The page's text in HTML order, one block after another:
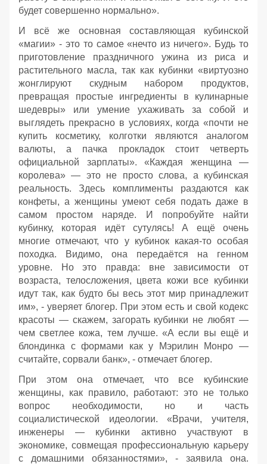
будет совершенно нормально».
И всё же основная составляющая кубинской
«магии» - это то самое «нечто из ничего». Будь то
приготовление праздничного ужина из риса и
растительного масла, так как кубинки «виртуозно
жонглируют скудным набором продуктов,
превращая простые ингредиенты в кулинарные
шедевры» или умение ухаживать за собой и
выглядеть прекрасно в условиях, когда «почти не
купить косметику, колготки являются аналогом
валюты, а пачка прокладок стоит четверть
официальной зарплаты». «Каждая женщина —
королева» — это не просто слова, а кубинская
реальность. Здесь комплименты раздаются как
конфеты, а женщины умеют себя подать даже в
самом простом наряде. И попробуйте найти
кубинку, которая идёт сутулясь! А ещё очень
многие отмечают, что у кубинок какая-то особая
походка. Видимо, она передаётся на генном
уровне. Но это правда: вне зависимости от
возраста, телосложения, цвета кожи все кубинки
идут так, как будто бы весь этот мир принадлежит
им», - уверяет блогер. При этом есть и свой кодекс
красоты — скажем, загорать кубинки не любят —
чем светлее кожа, тем лучше. «А если вы ещё и
блондинка с формами как у Мэрилин Монро —
считайте, сорвали банк», - отмечает блогер.
При этом она отмечает, что все кубинские
женщины, как правило, работают: это не только
вопрос необходимости, но и часть
социалистической идеологии. «Врачи, учителя,
инженеры — кубинки активно участвуют в
экономике, совмещая профессиональную карьеру
с домашними обязанностями», - заявила она.